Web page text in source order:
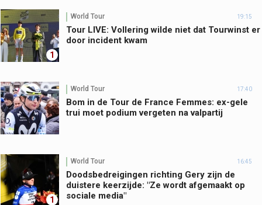
1
World Tour 19:15
Tour LIVE: Vollering wilde niet dat Tourwinst er
door incident kwam
World Tour 17:40
Bom in de Tour de France Femmes: ex-gele
trui moet podium vergeten na valpartij
1
World Tour 16:45
Doodsbedreigingen richting Gery zijn de
duistere keerzijde: "Ze wordt afgemaakt op
sociale media"